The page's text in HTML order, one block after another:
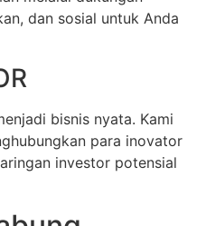
dan sosial untuk Anda
bisnis nyata. Kami
para inovator
investor potensial